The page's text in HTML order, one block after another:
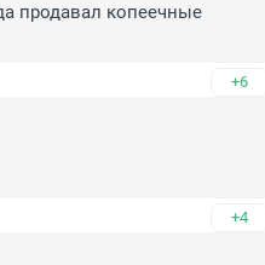
продавал копеечные
+6
+4